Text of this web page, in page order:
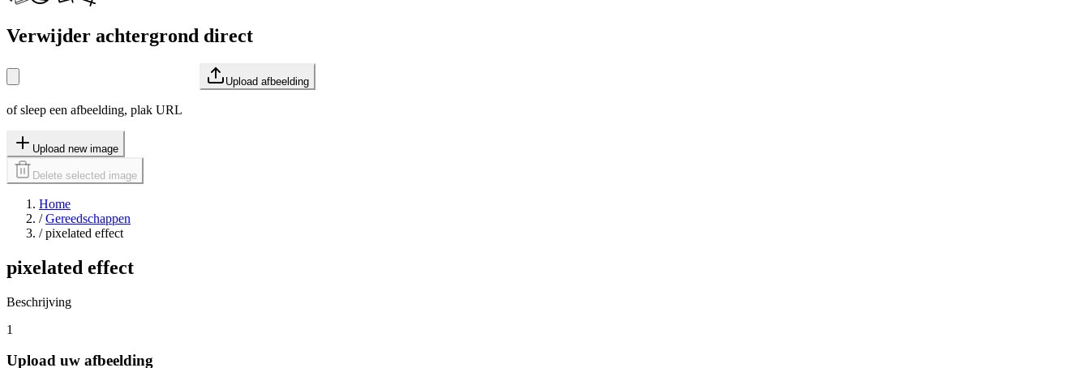
Verwijder achtergrond direct
Upload afbeelding
of sleep een afbeelding, plak URL
Upload new image
Delete selected image
Home
/ Gereedschappen
/ pixelated effect
pixelated effect
Beschrijving
1
Upload uw afbeelding